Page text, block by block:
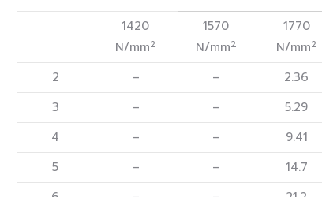
1420
N/mm2
1570
N/mm2
1770
N/mm2
2 – – 2.36
3
– – 5.29
4
– – 9.41
5
– – 14.7